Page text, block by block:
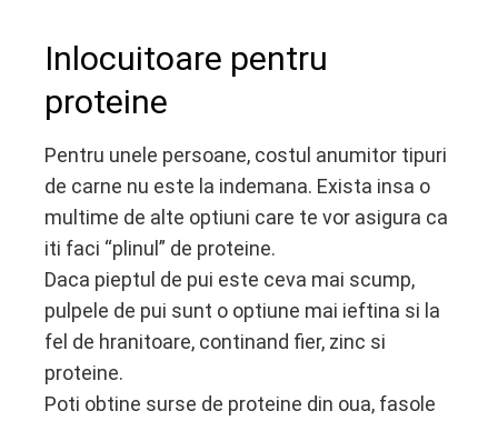
Inlocuitoare pentru
proteine
Pentru unele persoane, costul anumitor tipuri
de carne nu este la indemana. Exista insa o
multime de alte optiuni care te vor asigura ca
iti faci “plinul” de proteine.
Daca pieptul de pui este ceva mai scump,
pulpele de pui sunt o optiune mai ieftina si la
fel de hranitoare, continand fier, zinc si
proteine.
Poti obtine surse de proteine din oua, fasole